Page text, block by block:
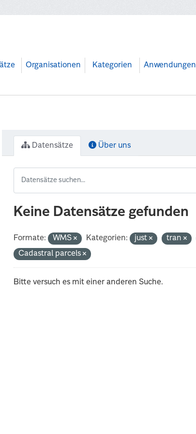
Organisationen Kategorien Anwendungen
Datensätze Über uns
Keine Datensätze gefunden
Formate: WMS Kategorien: just tran
Cadastral parcels
Bitte versuch es mit einer anderen Suche.